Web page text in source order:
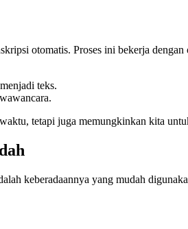
otomatis. Proses ini bekerja dengan
teks.
tetapi juga memungkinkan kita
keberadaannya yang mudah